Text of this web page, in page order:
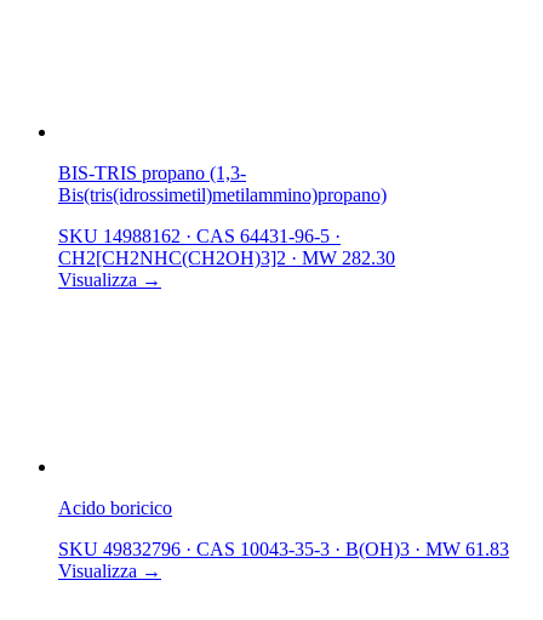
BIS-TRIS propano (1,3-
Bis(tris(idrossimetil)metilammino)propano)
SKU 14988162 · CAS 64431-96-5 ·
CH2[CH2NHC(CH2OH)3]2 · MW 282.30
Visualizza →
Acido boricico
SKU 49832796 · CAS 10043-35-3 · B(OH)3 · MW 61.83
Visualizza →